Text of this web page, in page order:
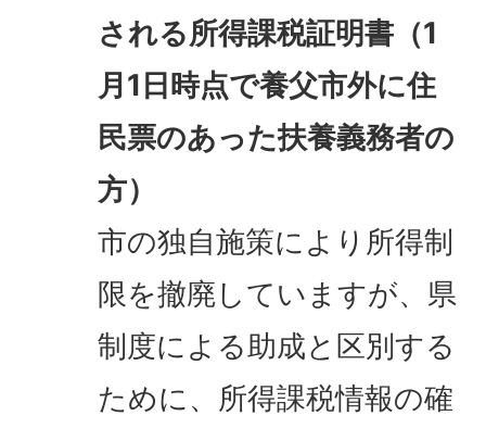
される所得課税証明書（1
月1日時点で養父市外に住
民票のあった扶養義務者の
方）
市の独自施策により所得制
限を撤廃していますが、県
制度による助成と区別する
ために、所得課税情報の確